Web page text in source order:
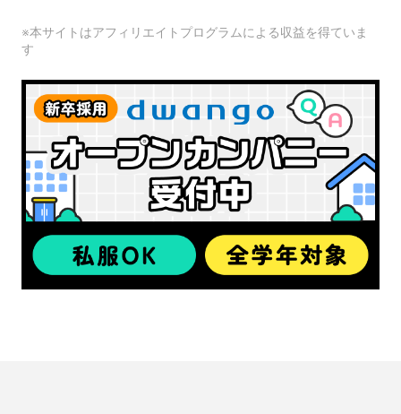
※本サイトはアフィリエイトプログラムによる収益を得ていま
す